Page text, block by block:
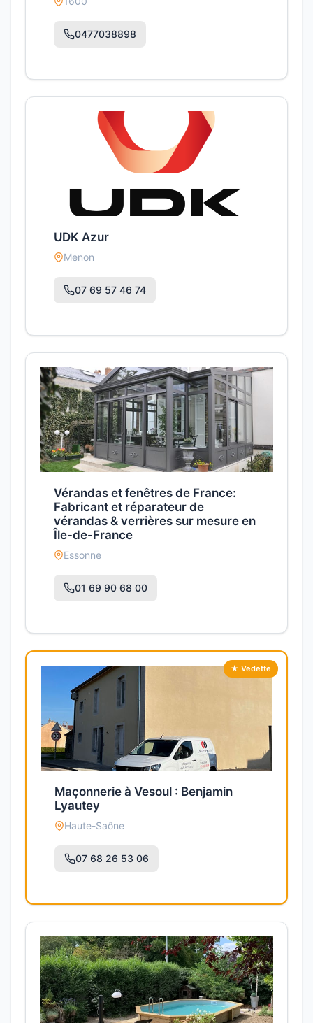
0477038898
UDK Azur
Menon
07 69 57 46 74
Vérandas et fenêtres de France:
Fabricant et réparateur de
vérandas & verrières sur mesure en
Île-de-France
Essonne
01 69 90 68 00
★ Vedette
Maçonnerie à Vesoul : Benjamin
Lyautey
Haute-Saône
07 68 26 53 06